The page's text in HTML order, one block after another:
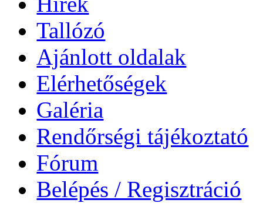
Tallózó
Ajánlott oldalak
Elérhetőségek
Galéria
Rendőrségi tájékoztató
Fórum
Belépés / Regisztráció